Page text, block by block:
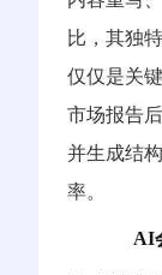
比，其独
仅仅是关
市场报告
并生成结
率。
AI